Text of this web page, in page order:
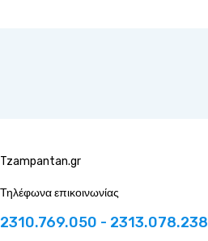
Tzampantan.gr
Τηλέφωνα επικοινωνίας
2310.769.050 - 2313.078.238